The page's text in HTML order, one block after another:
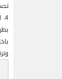
4. التنسيق والترتيب: يمكن استخدام